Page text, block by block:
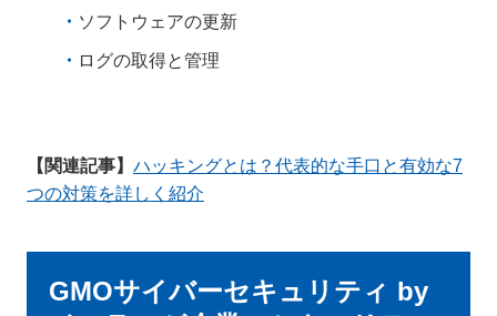
ソフトウェアの更新
ログの取得と管理
【関連記事】 ハッキングとは？代表的な手口と有効な7
つの対策を詳しく紹介
GMOサイバーセキュリティ by